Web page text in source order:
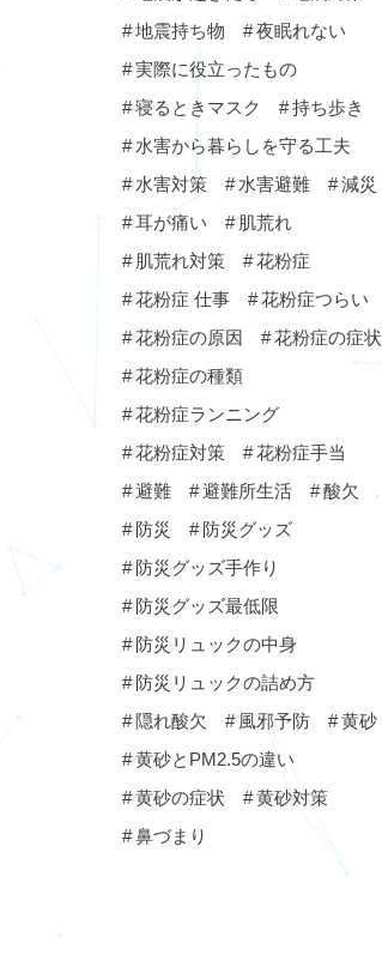
地震持ち物
夜眠れない
実際に役立ったもの
寝るときマスク
持ち歩き
水害から暮らしを守る工夫
水害対策
水害避難
減災
耳が痛い
肌荒れ
肌荒れ対策
花粉症
花粉症 仕事
花粉症つらい
花粉症の原因
花粉症の症状
花粉症の種類
花粉症ランニング
花粉症対策
花粉症手当
避難
避難所生活
酸欠
防災
防災グッズ
防災グッズ手作り
防災グッズ最低限
防災リュックの中身
防災リュックの詰め方
隠れ酸欠
風邪予防
黄砂
黄砂とPM2.5の違い
黄砂の症状
黄砂対策
鼻づまり